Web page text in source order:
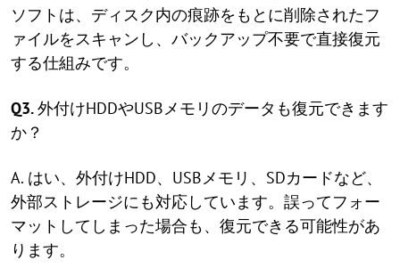
ソフトは、ディスク内の痕跡をもとに削除されたフ
ァイルをスキャンし、バックアップ不要で直接復元
する仕組みです。
Q3.外付けHDDやUSBメモリのデータも復元できます
か？
A. はい、外付けHDD、USBメモリ、SDカードなど、
外部ストレージにも対応しています。誤ってフォー
マットしてしまった場合も、復元できる可能性があ
ります。